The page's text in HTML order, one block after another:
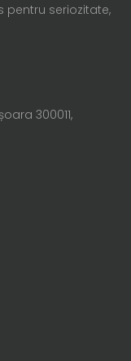
pentru seriozitate,
300011,